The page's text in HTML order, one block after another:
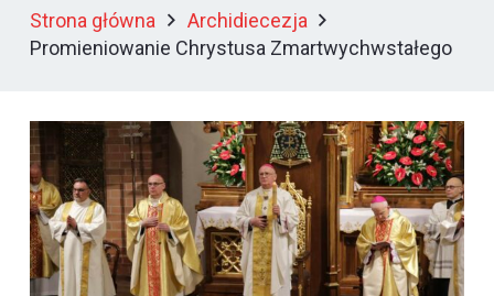
Strona główna
Archidiecezja
Promieniowanie Chrystusa Zmartwychwstałego